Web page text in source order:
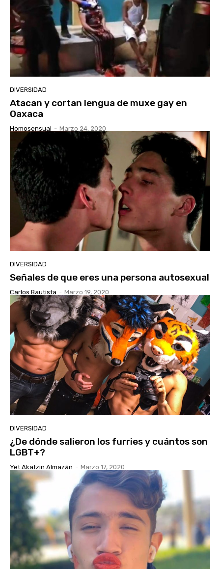
DIVERSIDAD
Atacan y cortan lengua de muxe gay en
Oaxaca
Homosensual - Marzo 24, 2020
DIVERSIDAD
Señales de que eres una persona autosexual
Carlos Bautista - Marzo 19, 2020
DIVERSIDAD
¿De dónde salieron los furries y cuántos son
LGBT+?
Yet Akatzin Almazán - Marzo 17, 2020